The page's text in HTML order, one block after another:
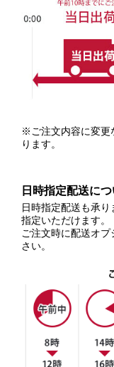
※ご注文内容に変更
ります。
日時指定配送に
日時指定配送も承
指定いただけます。
ご注文時に配送オ
さい。